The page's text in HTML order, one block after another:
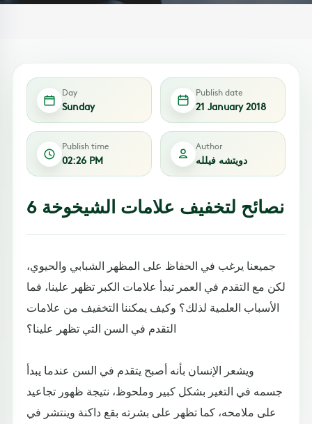
Day
Sunday
Publish date
21 January 2018
Publish time
02:26 PM
Author
دويتشه فيلله
6 نصائح لتخفيف علامات الشيخوخة
جميعنا يرغب في الحفاظ على المظهر الشبابي والحيوي،
لكن مع التقدم في العمر تبدأ علامات الكبر تظهر علينا، فما
الأسباب العلمية لذلك؟ وكيف يمكننا التخفيف من علامات
التقدم في السن التي تظهر علينا؟
ويشعر الإنسان بأنه أصبح يتقدم في السن عندما يبدأ
جسمه في التغير بشكل كبير وملحوظ، نتيجة ظهور تجاعيد
على ملامحه، كما تظهر على بشرته بقع داكنة وينتشر في